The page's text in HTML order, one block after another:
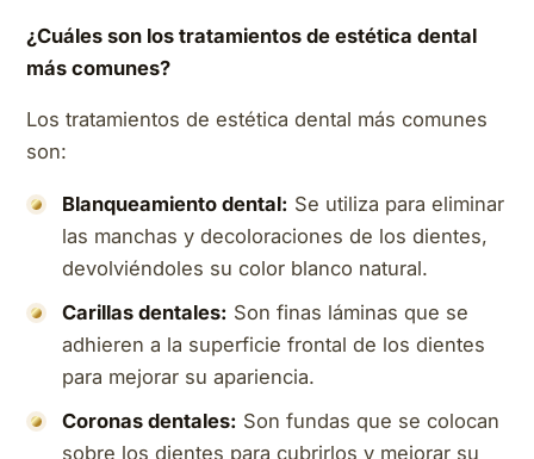
¿Cuáles son los tratamientos de estética dental
más comunes?
Los tratamientos de estética dental más comunes
son:
Blanqueamiento dental: Se utiliza para eliminar
las manchas y decoloraciones de los dientes,
devolviéndoles su color blanco natural.
Carillas dentales: Son finas láminas que se
adhieren a la superficie frontal de los dientes
para mejorar su apariencia.
Coronas dentales: Son fundas que se colocan
sobre los dientes para cubrirlos y mejorar su